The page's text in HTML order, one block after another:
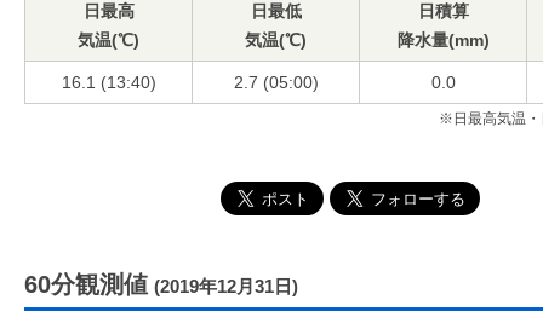
日最高
気温(℃)
日最低
気温(℃)
日積算
降水量(mm)
16.1 (13:40) 2.7 (05:00) 0.0
※日最高気温・
60分観測値 (2019年12月31日)